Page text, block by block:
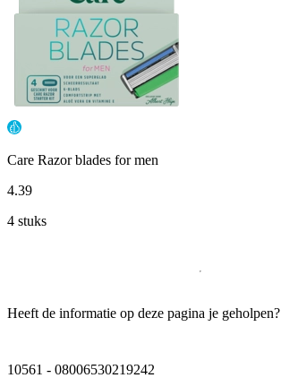
Care Razor blades for men
4.39
4 stuks
Heeft de informatie op deze pagina je geholpen?
10561 - 08006530219242